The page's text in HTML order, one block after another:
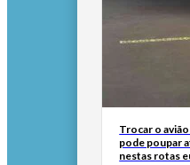
Trocar o
pode poupar
nestas rotas